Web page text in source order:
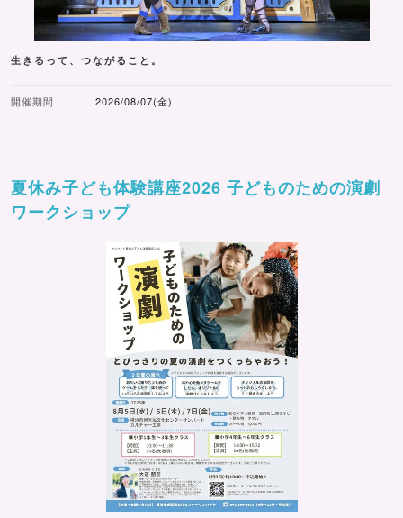
生きるって、つながること。
開催期間 2026/08/07(金)
夏休み子ども体験講座2026 子どものための演劇
ワークショップ